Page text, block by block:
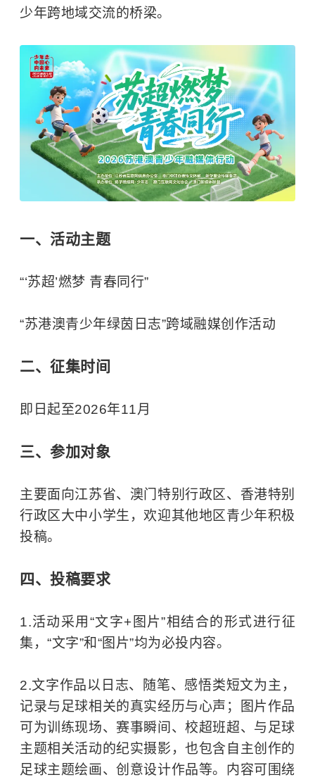
少年跨地域交流的桥梁。
一、活动主题
“‘苏超’燃梦 青春同行”
“苏港澳青少年绿茵日志”跨域融媒创作活动
二、征集时间
即日起至2026年11月
三、参加对象
主要面向江苏省、澳门特别行政区、香港特别
行政区大中小学生，欢迎其他地区青少年积极
投稿。
四、投稿要求
1.活动采用“文字+图片”相结合的形式进行征
集，“文字”和“图片”均为必投内容。
2.文字作品以日志、随笔、感悟类短文为主，
记录与足球相关的真实经历与心声；图片作品
可为训练现场、赛事瞬间、校超班超、与足球
主题相关活动的纪实摄影，也包含自主创作的
足球主题绘画、创意设计作品等。内容可围绕